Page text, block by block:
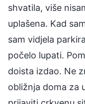
shvatila, više
uplašena. Kad
sam vidjela
počelo lupati.
doista izdao. Ne
obližnja doma za